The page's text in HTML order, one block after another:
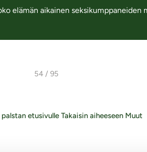
elämän aikainen seksikumppaneiden
54 / 95
palstan etusivulle Takaisin aiheeseen Muut